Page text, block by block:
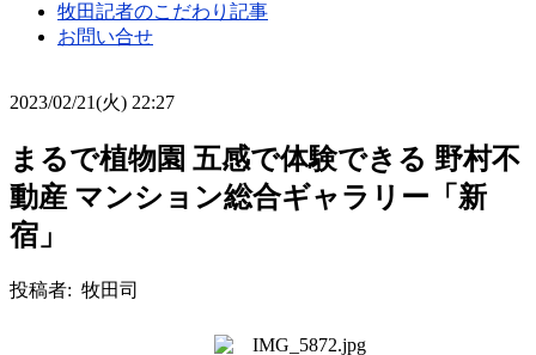
牧田記者のこだわり記事
お問い合せ
2023/02/21(火) 22:27
まるで植物園 五感で体験できる 野村不
動産 マンション総合ギャラリー「新
宿」
投稿者: 牧田司